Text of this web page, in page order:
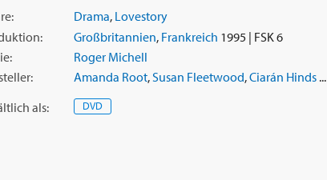
Drama, Lovestory
Großbritannien, Frankreich 1995 | FSK 6
Roger Michell
Amanda Root, Susan Fleetwood,Ciarán Hinds...
als: DVD